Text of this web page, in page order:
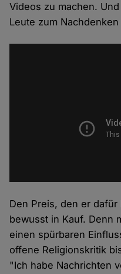
Videos zu machen.
Leute zum
Den Preis, den er
bewusst in Kauf. Denn
einen spürbaren
offene Religionskritik
"Ich habe Nachrichten